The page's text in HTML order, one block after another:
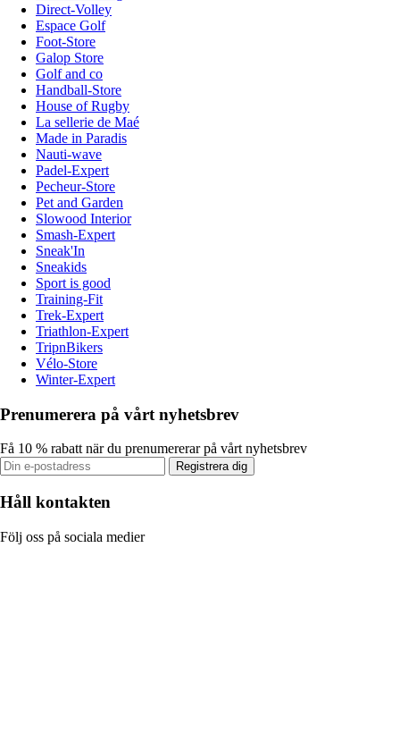
Direct-Volley
Espace Golf
Foot-Store
Galop Store
Golf and co
Handball-Store
House of Rugby
La sellerie de Maé
Made in Paradis
Nauti-wave
Padel-Expert
Pecheur-Store
Pet and Garden
Slowood Interior
Smash-Expert
Sneak'In
Sneakids
Sport is good
Training-Fit
Trek-Expert
Triathlon-Expert
TripnBikers
Vélo-Store
Winter-Expert
Prenumerera på vårt nyhetsbrev
Få 10 % rabatt när du prenumererar på vårt nyhetsbrev
Registrera dig
Håll kontakten
Följ oss på sociala medier